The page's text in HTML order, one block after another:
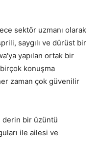
sektör uzmanı olarak
saygılı ve dürüst bir
yapılan ortak bir
konuşma
zaman çok güvenilir
derin bir üzüntü
ile ailesi ve